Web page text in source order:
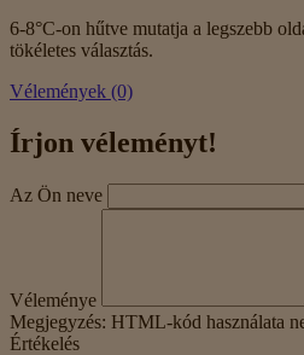
6-8°C-on hűtve mutatja a legszebb
tökéletes választás.
Vélemények (0)
Írjon véleményt!
Az Ön neve
Véleménye
Megjegyzés: HTML-kód használata
Értékelés